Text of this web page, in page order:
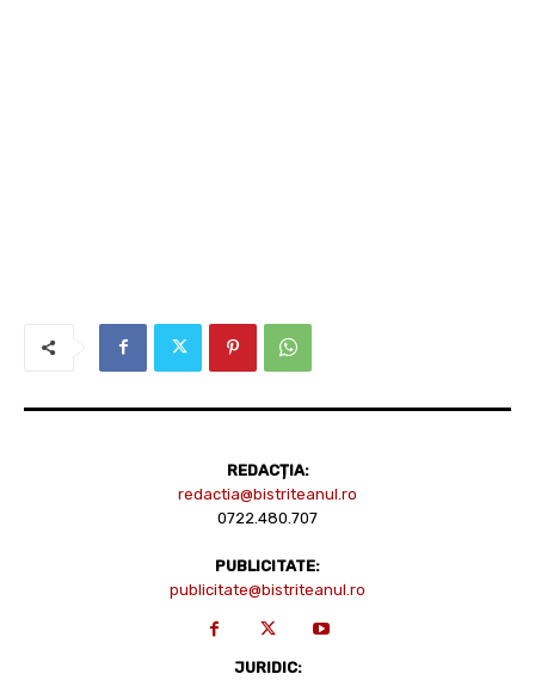
REDACȚIA:
redactia@bistriteanul.ro
0722.480.707
PUBLICITATE:
publicitate@bistriteanul.ro
JURIDIC: